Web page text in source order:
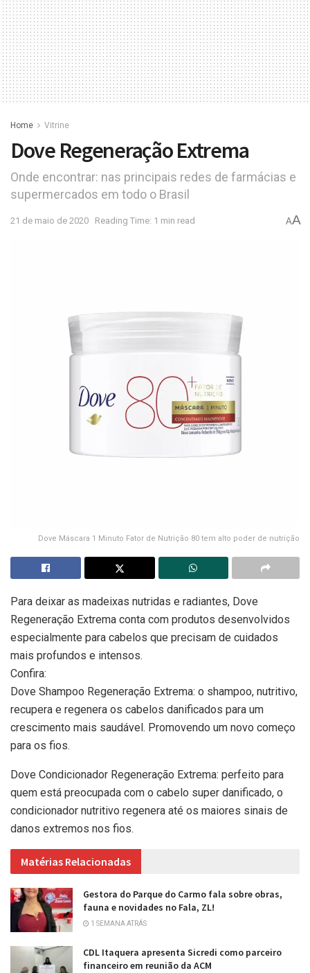
Home Vitrine
Dove Regeneração Extrema
Onde encontrar: nas principais redes de farmácias e
supermercados em todo o Brasil
21 de maio de 2020 Reading Time: 1 min read AA
Dove Máscara 1 Minuto Fator de Nutrição 80 tem alto poder de nutrição
Para deixar as madeixas nutridas e radiantes, Dove
Regeneração Extrema conta com produtos desenvolvidos
especialmente para cabelos que precisam de cuidados
mais profundos e intensos.
Confira:
Dove Shampoo Regeneração Extrema: o shampoo, nutritivo,
recupera e regenera os cabelos danificados para um
crescimento mais saudável. Promovendo um novo começo
para os fios.
Dove Condicionador Regeneração Extrema: perfeito para
quem está preocupada com o cabelo super danificado, o
condicionador nutritivo regenera até os maiores sinais de
danos extremos nos fios.
Matérias Relacionadas
Gestora do Parque do Carmo fala sobre obras,
fauna e novidades no Fala, ZL!
1 SEMANA ATRÁS
CDL Itaquera apresenta Sicredi como parceiro
financeiro em reunião da ACM